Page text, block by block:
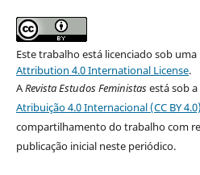
Este trabalho está licenciado sob uma
Attribution 4.0 International License.
ARevista Estudos Feministasestá sob a
Atribuição 4.0 Internacional (CC BY 4.0)
compartilhamento do trabalho com
publicação inicial neste periódico.